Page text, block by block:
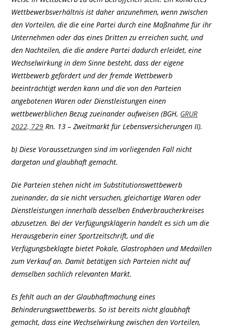
Wettbewerbsverhältnis ist daher anzunehmen, wenn zwischen
den Vorteilen, die die eine Partei durch eine Maßnahme für ihr
Unternehmen oder das eines Dritten zu erreichen sucht, und
den Nachteilen, die die andere Partei dadurch erleidet, eine
Wechselwirkung in dem Sinne besteht, dass der eigene
Wettbewerb gefördert und der fremde Wettbewerb
beeinträchtigt werden kann und die von den Parteien
angebotenen Waren oder Dienstleistungen einen
wettbewerblichen Bezug zueinander aufweisen (BGH, GRUR
2022, 729 Rn. 13 – Zweitmarkt für Lebensversicherungen II).
b) Diese Voraussetzungen sind im vorliegenden Fall nicht
dargetan und glaubhaft gemacht.
Die Parteien stehen nicht im Substitutionswettbewerb
zueinander, da sie nicht versuchen, gleichartige Waren oder
Dienstleistungen innerhalb desselben Endverbraucherkreises
abzusetzen. Bei der Verfügungsklägerin handelt es sich um die
Herausgeberin einer Sportzeitschrift, und die
Verfügungsbeklagte bietet Pokale, Glastrophäen und Medaillen
zum Verkauf an. Damit betätigen sich Parteien nicht auf
demselben sachlich relevanten Markt.
Es fehlt auch an der Glaubhaftmachung eines
Behinderungswettbewerbs. So ist bereits nicht glaubhaft
gemacht, dass eine Wechselwirkung zwischen den Vorteilen,